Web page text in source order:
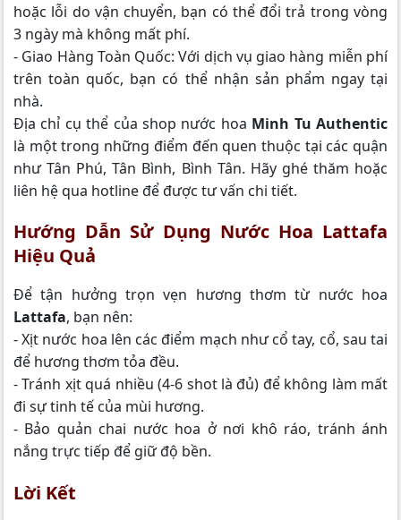
hoặc lỗi do vận chuyển, bạn có thể đổi trả trong vòng
3 ngày mà không mất phí.
- Giao Hàng Toàn Quốc: Với dịch vụ giao hàng miễn phí
trên toàn quốc, bạn có thể nhận sản phẩm ngay tại
nhà.
Địa chỉ cụ thể của shop nước hoa Minh Tu Authentic
là một trong những điểm đến quen thuộc tại các quận
như Tân Phú, Tân Bình, Bình Tân. Hãy ghé thăm hoặc
liên hệ qua hotline để được tư vấn chi tiết.
Hướng Dẫn Sử Dụng Nước Hoa Lattafa
Hiệu Quả
Để tận hưởng trọn vẹn hương thơm từ nước hoa
Lattafa, bạn nên:
- Xịt nước hoa lên các điểm mạch như cổ tay, cổ, sau tai
để hương thơm tỏa đều.
- Tránh xịt quá nhiều (4-6 shot là đủ) để không làm mất
đi sự tinh tế của mùi hương.
- Bảo quản chai nước hoa ở nơi khô ráo, tránh ánh
nắng trực tiếp để giữ độ bền.
Lời Kết